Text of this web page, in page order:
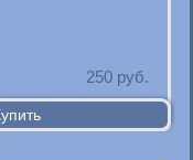
250 руб.